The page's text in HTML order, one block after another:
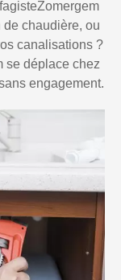
chaudière, ou
canalisations ?
se déplace chez
engagement.